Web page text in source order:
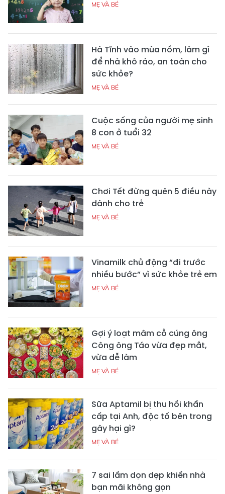
MẸ VÀ BÉ
Hà Tĩnh vào mùa nồm, làm gì
để nhà khô ráo, an toàn cho
sức khỏe?
MẸ VÀ BÉ
Cuộc sống của người mẹ sinh
8 con ở tuổi 32
MẸ VÀ BÉ
Chơi Tết đừng quên 5 điều này
dành cho trẻ
MẸ VÀ BÉ
Vinamilk chủ động “đi trước
nhiều bước” vì sức khỏe trẻ em
MẸ VÀ BÉ
Gợi ý loạt mâm cỗ cúng ông
Công ông Táo vừa đẹp mắt,
vừa dễ làm
MẸ VÀ BÉ
Sữa Aptamil bị thu hồi khẩn
cấp tại Anh, độc tố bên trong
gây hại gì?
MẸ VÀ BÉ
7 sai lầm dọn dẹp khiến nhà
bạn mãi không gọn